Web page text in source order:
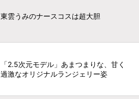
東雲うみのナースコスは超大胆
「2.5次元モデル」あまつまりな、甘く
過激なオリジナルランジェリー姿